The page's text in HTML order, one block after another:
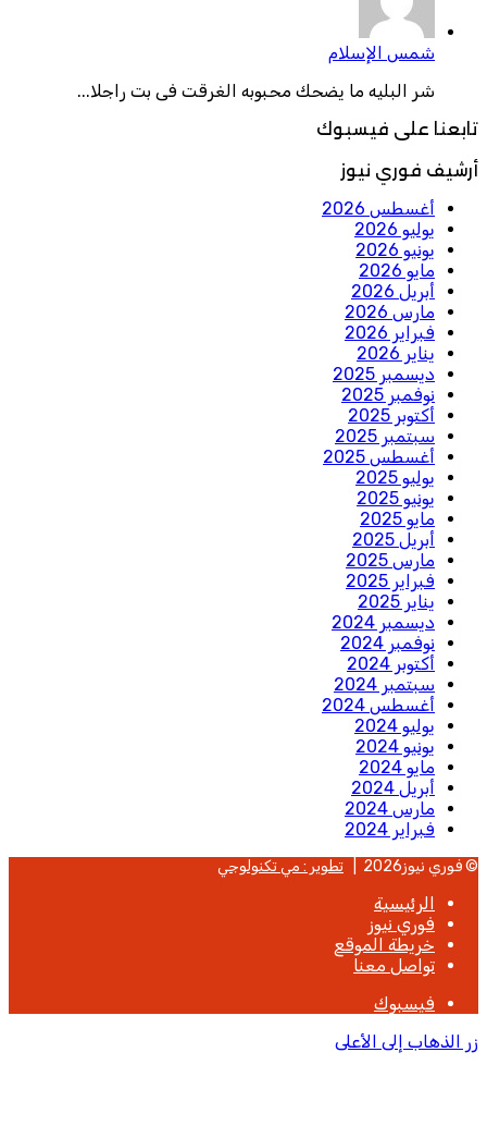
شمس الإسلام
شر البليه ما يضحك محبوبه الغرقت فى بت راجلا...
تابعنا على فيسبوك
أرشيف فوري نيوز
أغسطس 2026
يوليو 2026
يونيو 2026
مايو 2026
أبريل 2026
مارس 2026
فبراير 2026
يناير 2026
ديسمبر 2025
نوفمبر 2025
أكتوبر 2025
سبتمبر 2025
أغسطس 2025
يوليو 2025
يونيو 2025
مايو 2025
أبريل 2025
مارس 2025
فبراير 2025
يناير 2025
ديسمبر 2024
نوفمبر 2024
أكتوبر 2024
سبتمبر 2024
أغسطس 2024
يوليو 2024
يونيو 2024
مايو 2024
أبريل 2024
مارس 2024
فبراير 2024
© فوري نيوز2026 | تطوير : مي تكنولوجي
الرئيسية
فوري نيوز
خريطة الموقع
تواصل معنا
فيسبوك
زر الذهاب إلى الأعلى